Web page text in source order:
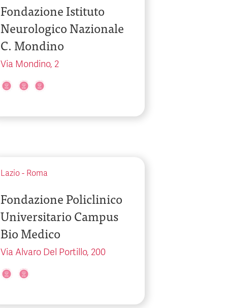
Fondazione Istituto
Neurologico Nazionale
C. Mondino
Via Mondino, 2
Lazio- Roma
Fondazione Policlinico
Universitario Campus
Bio Medico
Via Alvaro Del Portillo, 200